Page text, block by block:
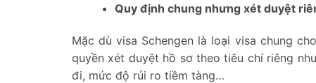
Quy định chung nhưng xét duyệt
Mặc dù visa Schengen là loại visa chung
quyền xét duyệt hồ sơ theo tiêu chí riêng
đi, mức độ rủi ro tiềm tàng…